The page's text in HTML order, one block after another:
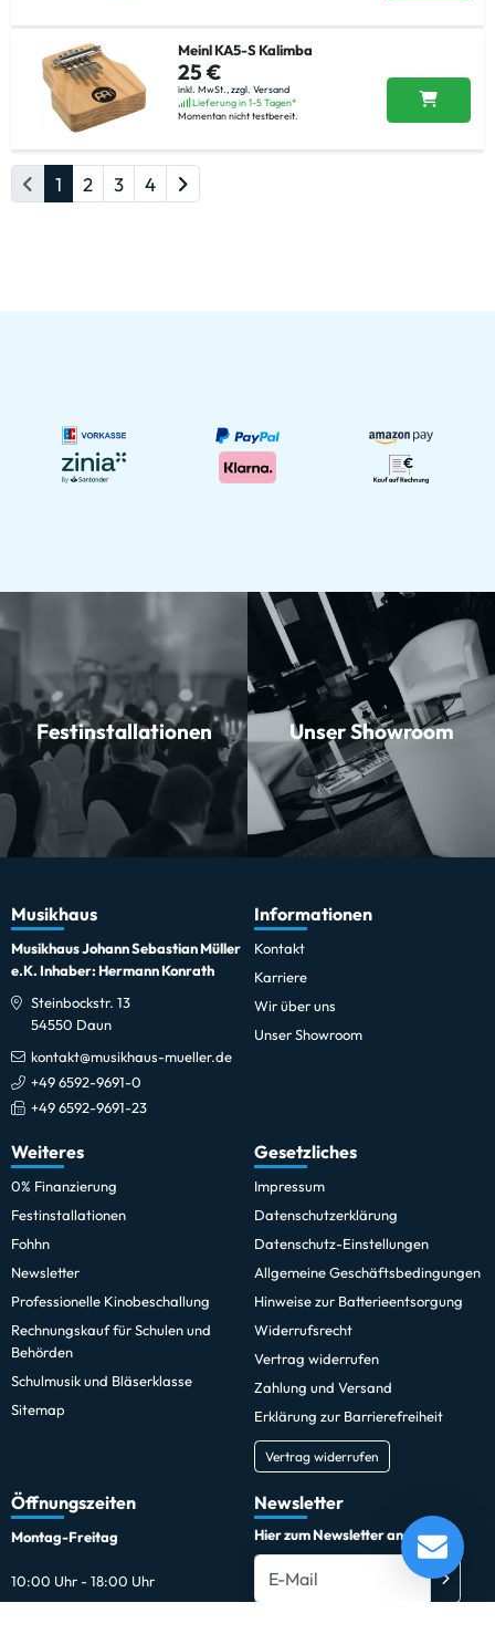
Meinl KA5-S Kalimba
25 €
inkl. MwSt., zzgl. Versand
Lieferung in 1-5 Tagen*
Momentan nicht testbereit.
1 2 3 4
Festinstallationen Unser Showroom
Musikhaus
Musikhaus Johann Sebastian Müller
e.K. Inhaber: Hermann Konrath
Steinbockstr. 13
54550 Daun
kontakt@musikhaus-mueller.de
+49 6592-9691-0
+49 6592-9691-23
Informationen
Kontakt
Karriere
Wir über uns
Unser Showroom
Weiteres
0% Finanzierung
Festinstallationen
Fohhn
Newsletter
Professionelle Kinobeschallung
Rechnungskauf für Schulen und
Behörden
Schulmusik und Bläserklasse
Sitemap
Gesetzliches
Impressum
Datenschutzerklärung
Datenschutz-Einstellungen
Allgemeine Geschäftsbedingungen
Hinweise zur Batterieentsorgung
Widerrufsrecht
Vertrag widerrufen
Zahlung und Versand
Erklärung zur Barrierefreiheit
Vertrag widerrufen
Öffnungszeiten
Montag-Freitag
10:00 Uhr - 18:00 Uhr
Newsletter
Hier zum Newsletter anmelden